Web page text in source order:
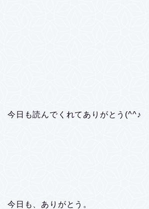
今日も読んでくれてありがとう(^^♪
今日も、ありがとう。